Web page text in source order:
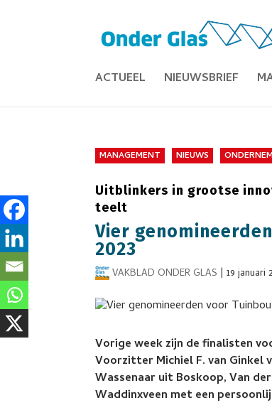
ACTUEEL NIEUWSBRIEF
MANAGEMENT NIEUWS
Uitblinkers in grootse
teelt
Vier
2023
VAKBLAD ONDER GLAS |19 januari
Vorige week zijn de finalisten
Voorzitter Michiel F. van Ginkel
Wassenaar uit Boskoop, Van
Waddinxveen met een